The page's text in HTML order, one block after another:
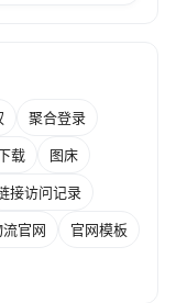
聚合登录
载 图床
接访问记录
流官网 官网模板